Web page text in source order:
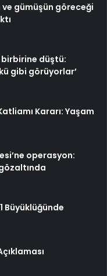
ve gümüşün göreceği
birbirine düştü:
gibi görüyorlar’
Kararı: Yaşam
operasyon:
Büyüklüğünde